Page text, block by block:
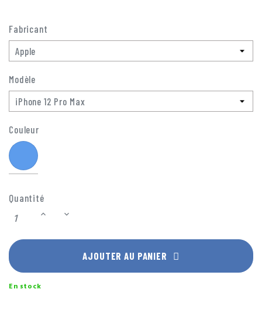
Fabricant
Modèle
Couleur
Quantité
AJOUTER AU PANIER
En stock